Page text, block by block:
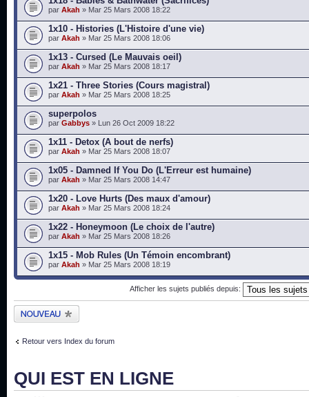
par Akah » Mar 25 Mars 2008 18:22
1x10 - Histories (L'Histoire d'une vie)
par Akah » Mar 25 Mars 2008 18:06
1x13 - Cursed (Le Mauvais oeil)
par Akah » Mar 25 Mars 2008 18:17
1x21 - Three Stories (Cours magistral)
par Akah » Mar 25 Mars 2008 18:25
superpolos
par Gabbys » Lun 26 Oct 2009 18:22
1x11 - Detox (A bout de nerfs)
par Akah » Mar 25 Mars 2008 18:07
1x05 - Damned If You Do (L'Erreur est humaine)
par Akah » Mar 25 Mars 2008 14:47
1x20 - Love Hurts (Des maux d'amour)
par Akah » Mar 25 Mars 2008 18:24
1x22 - Honeymoon (Le choix de l'autre)
par Akah » Mar 25 Mars 2008 18:26
1x15 - Mob Rules (Un Témoin encombrant)
par Akah » Mar 25 Mars 2008 18:19
Afficher les sujets publiés depuis:
Publier un nouveau
sujet
Retour vers Index du forum
QUI EST EN LIGNE